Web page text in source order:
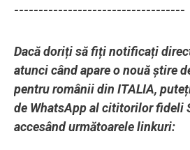
-----------------------------------
Dacă doriți să fiți notificați
atunci când apare o nouă știre
pentru românii din ITALIA,
de WhatsApp al cititorilor fideli
accesând următoarele linkuri: